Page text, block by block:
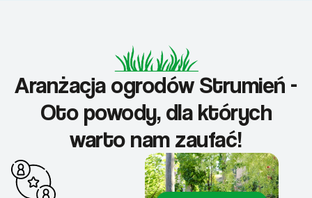
Aranżacja ogrodów Strumień -
Oto powody, dla których
warto nam zaufać!